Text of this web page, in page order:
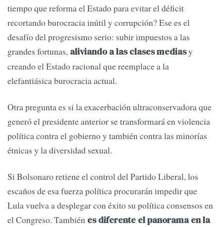
tiempo que reforma el Estado para evitar el déficit
recortando burocracia inútil y corrupción? Ese es el
desafío del progresismo serio: subir impuestos a las
grandes fortunas, aliviando a las clases mediasy
creando el Estado racional que reemplace a la
elefantiásica burocracia actual.
Otra pregunta es si la exacerbación ultraconservadora que
generó el presidente anterior se transformará en violencia
política contra el gobierno y también contra las minorías
étnicas y la diversidad sexual.
Si Bolsonaro retiene el control del Partido Liberal, los
escaños de esa fuerza política procurarán impedir que
Lula vuelva a desplegar con éxito su política consensos en
el Congreso. También es diferente el panorama en la